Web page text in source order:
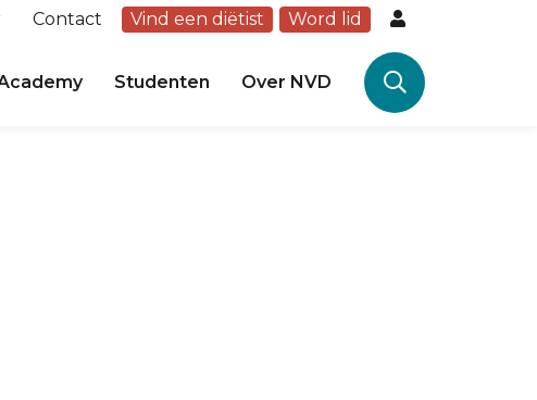
Contact Vind een diëtist Word lid
Studenten Over NVD